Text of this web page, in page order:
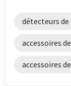
détecteurs
accessoires
accessoires